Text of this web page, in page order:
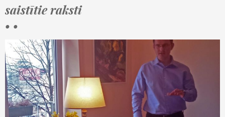
saistītie raksti
• •